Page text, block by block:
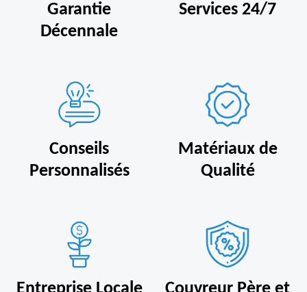
Garantie
Décennale
Services 24/7
Conseils
Personnalisés
Matériaux de
Qualité